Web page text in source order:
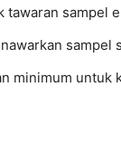
tawaran sampel
sampel
minimum untuk